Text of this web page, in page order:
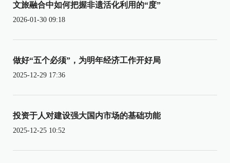
文旅融合中如何把握非遗活化利用的“度”
2026-01-30 09:18
做好“五个必须”，为明年经济工作开好局
2025-12-29 17:36
投资于人对建设强大国内市场的基础功能
2025-12-25 10:52